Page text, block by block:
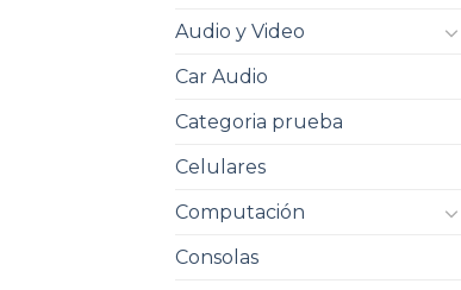
Audio y Video
Car Audio
Categoria prueba
Celulares
Computación
Consolas